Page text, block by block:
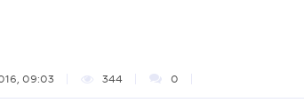
09:03 344 0